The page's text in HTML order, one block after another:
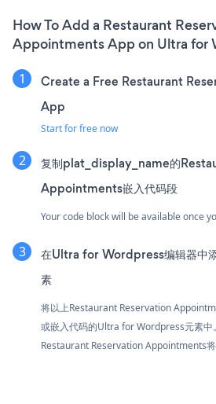
How To Add a Restaurant
Appointments App on Ultra for
Create a Free Restaurant
App
Start for free now
复制plat_display_name的
Appointments嵌入代码段
Your code block will be available once
在Ultra for Wordpress编辑器中
素
将以上Restaurant Reservation
或嵌入代码的Ultra for Wordpress元素中
Restaurant Reservation Appointments将